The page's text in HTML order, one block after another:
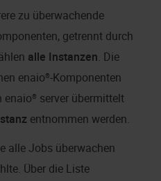
zu überwachende
getrennt durch
alle Instanzen. Die
enaio®-Komponenten
enaio® server übermittelt
entnommen werden.
alle Jobs überwachen
Über die Liste